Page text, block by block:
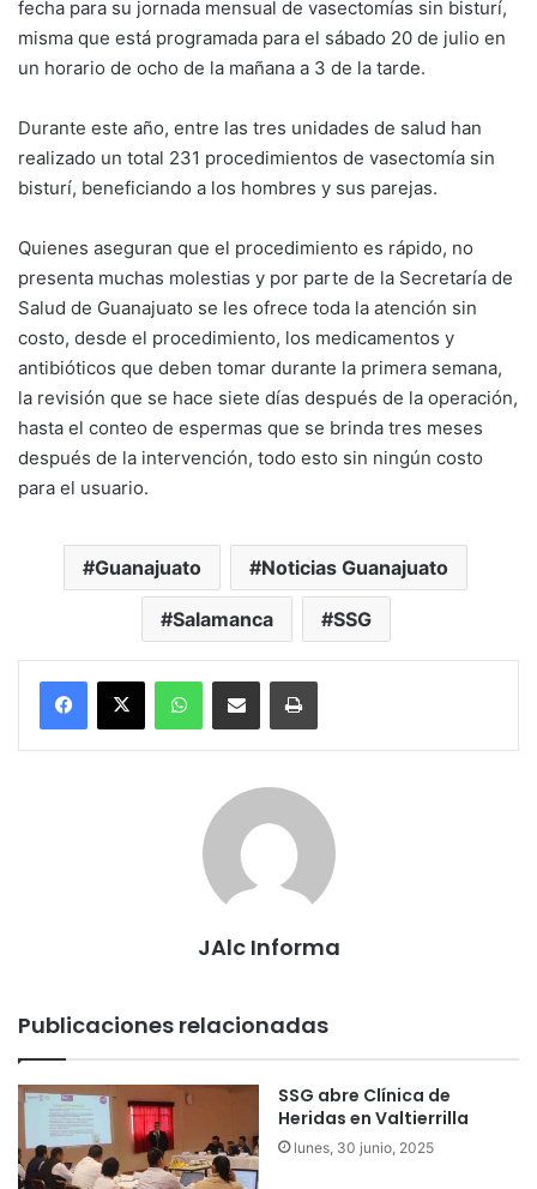
fecha para su jornada mensual de vasectomías sin bisturí,
misma que está programada para el sábado 20 de julio en
un horario de ocho de la mañana a 3 de la tarde.
Durante este año, entre las tres unidades de salud han
realizado un total 231 procedimientos de vasectomía sin
bisturí, beneficiando a los hombres y sus parejas.
Quienes aseguran que el procedimiento es rápido, no
presenta muchas molestias y por parte de la Secretaría de
Salud de Guanajuato se les ofrece toda la atención sin
costo, desde el procedimiento, los medicamentos y
antibióticos que deben tomar durante la primera semana,
la revisión que se hace siete días después de la operación,
hasta el conteo de espermas que se brinda tres meses
después de la intervención, todo esto sin ningún costo
para el usuario.
Guanajuato Noticias Guanajuato
Salamanca SSG
JAlc Informa
Publicaciones relacionadas
SSG abre Clínica de
Heridas en Valtierrilla
lunes, 30 junio, 2025